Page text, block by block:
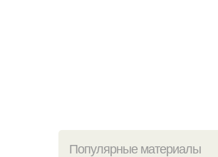
Популярные материалы